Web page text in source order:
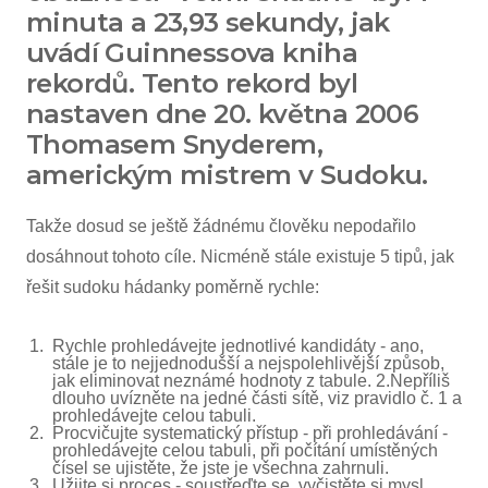
minuta a 23,93 sekundy, jak
uvádí Guinnessova kniha
rekordů. Tento rekord byl
nastaven dne 20. května 2006
Thomasem Snyderem,
americkým mistrem v Sudoku.
Takže dosud se ještě žádnému člověku nepodařilo
dosáhnout tohoto cíle. Nicméně stále existuje 5 tipů, jak
řešit sudoku hádanky poměrně rychle:
Rychle prohledávejte jednotlivé kandidáty - ano,
stále je to nejjednodušší a nejspolehlivější způsob,
jak eliminovat neznámé hodnoty z tabule. 2.Nepříliš
dlouho uvízněte na jedné části sítě, viz pravidlo č. 1 a
prohledávejte celou tabuli.
Procvičujte systematický přístup - při prohledávání -
prohledávejte celou tabuli, při počítání umístěných
čísel se ujistěte, že jste je všechna zahrnuli.